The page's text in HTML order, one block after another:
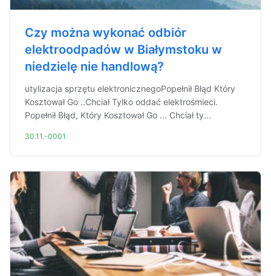
Czy można wykonać odbiór
elektroodpadów w Białymstoku w
niedzielę nie handlową?
utylizacja sprzętu elektronicznegoPopełnił Błąd Który
Kosztował Go ..Chciał Tylko oddać elektrośmieci.
Popełnił Błąd, Który Kosztował Go ... Chciał ty...
30.11.-0001